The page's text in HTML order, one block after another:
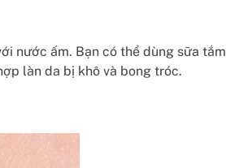
nước ấm. Bạn có thể dùng sữa tắm
làn da bị khô và bong tróc.